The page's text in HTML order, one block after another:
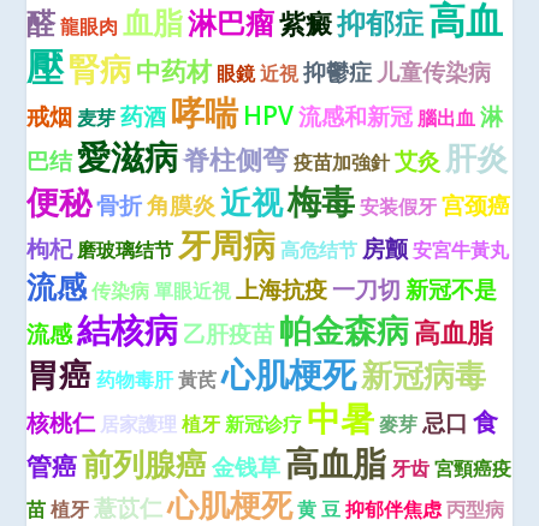
醛龍眼肉 血脂淋巴瘤紫癜抑郁症高血
壓腎病中药材 眼鏡近視 抑鬱症儿童传染病
戒烟 麦芽 药酒哮喘HPV流感和新冠 腦出血 淋
巴结愛滋病脊柱侧弯 疫苗加強針艾灸 肝炎
便秘骨折角膜炎近视梅毒 安装假牙 宫颈癌
枸杞 磨玻璃结节 牙周病 高危结节 房颤 安宮牛黃丸
流感传染病 單眼近視 上海抗疫一刀切 新冠不是
流感結核病乙肝疫苗帕金森病高血脂
胃癌 药物毒肝黃芪 心肌梗死新冠病毒
核桃仁 居家護理 植牙 新冠诊疗 中暑 麥芽 忌口 食
管癌前列腺癌金钱草高血脂 牙齿 宮頸癌疫
苗 植牙 薏苡仁心肌梗死黄 豆 抑郁伴焦虑丙型病